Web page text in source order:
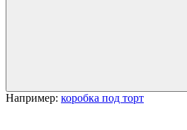
Например: коробка под торт